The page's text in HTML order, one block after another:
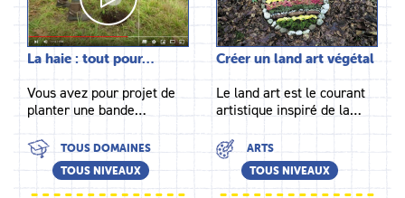
La haie : tout pour…
Vous avez pour projet de
planter une bande…
TOUS DOMAINES
TOUS NIVEAUX
Créer un land art végétal
Le land art est le courant
artistique inspiré de la…
ARTS
TOUS NIVEAUX